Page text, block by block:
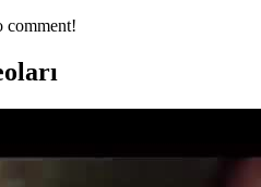
comment!